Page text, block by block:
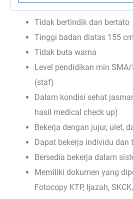
Tidak bertindik dan bertato
Tinggi badan diatas 155 cm
Tidak buta warna
Level pendidikan min
(staf)
Dalam kondisi sehat
hasil medical check up)
Bekerja dengan jujur, ulet,
Dapat bekerja individu dan
Bersedia bekerja dalam
Memiliki dokumen yang
Fotocopy KTP, Ijazah,